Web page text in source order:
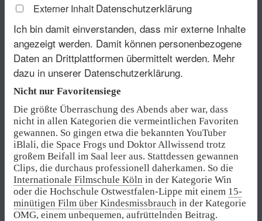
Externer Inhalt Datenschutzerklärung
Ich bin damit einverstanden, dass mir externe Inhalte
angezeigt werden. Damit können personenbezogene
Daten an Drittplattformen übermittelt werden. Mehr
dazu in unserer Datenschutzerklärung.
Nicht nur Favoritensiege
Die größte Überraschung des Abends aber war, dass
nicht in allen Kategorien die vermeintlichen Favoriten
gewannen. So gingen etwa die bekannten YouTuber
iBlali, die Space Frogs und Doktor Allwissend trotz
großem Beifall im Saal leer aus. Stattdessen gewannen
Clips, die durchaus professionell daherkamen. So die
Internationale Filmschule Köln in der Kategorie Win
oder die Hochschule Ostwestfalen-Lippe mit einem 15-
minütigen Film über Kindesmissbrauch in der Kategorie
OMG, einem unbequemen, aufrüttelnden Beitrag.